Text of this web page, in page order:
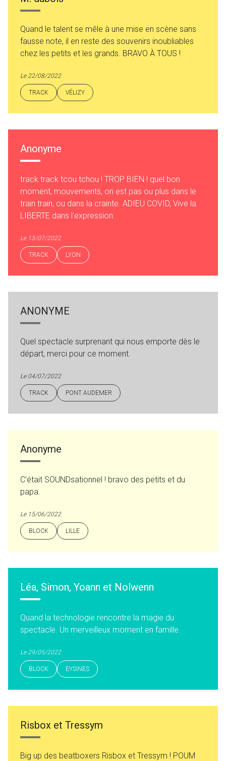
Quand le talent se mêle à une mise en scène sans
fausse note, il en reste des souvenirs inoubliables
chez les petits et les grands. BRAVO À TOUS !
Le 22/08/2022
TRACK VÉLIZY
Anonyme
track track tcou tchou ! TROP BIEN ! quel bon
moment, mouvements, on est pas ou plus dans le
train train, ou dans la crainte. ADIEU COVID, Vive la
LIBERTE dans l’expression.
Le 13/07/2022
TRACK LYON
ANONYME
Quel spectacle surprenant qui nous emporte dès le
départ, merci pour ce moment.
Le 04/07/2022
TRACK PONT AUDEMER
Anonyme
C’était SOUNDsationnel ! bravo des petits et du
papa.
Le 15/06/2022
BLOCK LILLE
Léa, Simon, Yoann et Nolwenn
Quand la technologie rencontre la magie du
spectacle. Un merveilleux moment en famille.
Le 29/05/2022
BLOCK EYSINES
Risbox et Tressym
Big up des beatboxers Risbox et Tressym ! POUM